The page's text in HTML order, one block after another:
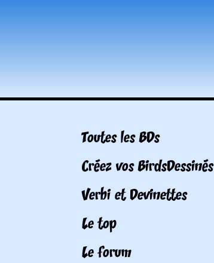
Toutes les BDs
Créez vos BirdsDessinés
Verbi et Devinettes
Le top
Le forum